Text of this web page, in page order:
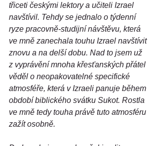
třiceti českými lektory a učiteli Izrael
navštívil. Tehdy se jednalo o týdenní
ryze pracovně-studijní návštěvu, která
ve mně zanechala touhu Izrael navštívit
znovu a na delší dobu. Nad to jsem už
z vyprávění mnoha křesťanských přátel
věděl o neopakovatelné specifické
atmosféře, která v Izraeli panuje během
období biblického svátku Sukot. Rostla
ve mně tedy touha právě tuto atmosféru
zažít osobně.